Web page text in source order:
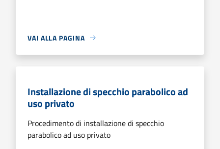
VAI ALLA PAGINA
Installazione di specchio parabolico ad
uso privato
Procedimento di installazione di specchio
parabolico ad uso privato